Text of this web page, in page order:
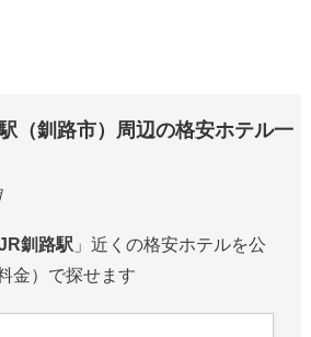
駅（釧路市）周辺の格安ホテル一
釧路駅 」近くの格安ホテルを公
金）で探せます